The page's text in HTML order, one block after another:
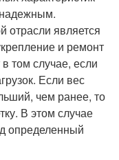
отрасли является
и ремонт
том случае, если
Если вес
чем ранее, то
В этом случае
определенный